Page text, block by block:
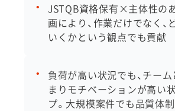
JSTQB資格保有×主体性の
画により、作業だけでなく、
いくかという観点でも貢献
負荷が高い状況でも、チー
まりモチベーションが高い
プ。大規模案件でも品質体